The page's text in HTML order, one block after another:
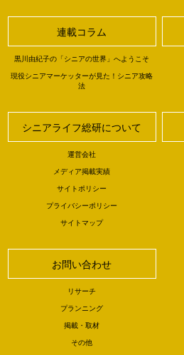
連載コラム
黒川由紀子の「シニアの世界」へようこそ
現役シニアマーケッターが見た！シニア攻略
法
シニアライフ総研について
運営会社
メディア掲載実績
サイトポリシー
プライバシーポリシー
サイトマップ
お問い合わせ
リサーチ
プランニング
掲載・取材
その他